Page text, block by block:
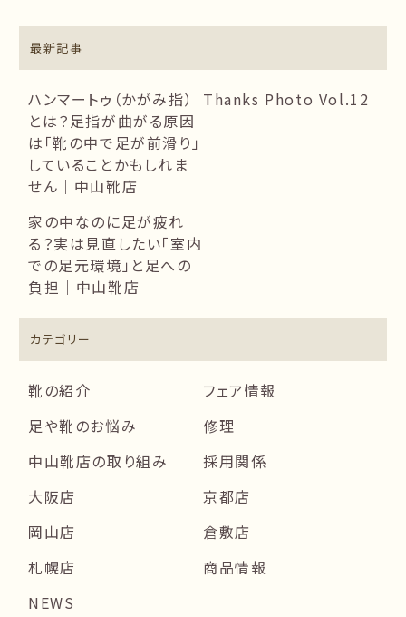
最新記事
ハンマートゥ（かがみ指）
とは？足指が曲がる原因
は「靴の中で足が前滑り」
していることかもしれま
せん｜中山靴店
Thanks Photo Vol.12
家の中なのに足が疲れ
る？実は見直したい「室内
での足元環境」と足への
負担｜中山靴店
カテゴリー
靴の紹介
フェア情報
足や靴のお悩み
修理
中山靴店の取り組み
採用関係
大阪店
京都店
岡山店
倉敷店
札幌店
商品情報
NEWS